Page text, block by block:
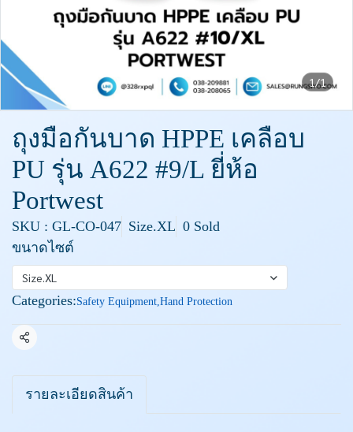
1/1
ถุงมือกันบาด HPPE เคลือบ
PU รุ่น A622 #9/L ยี่ห้อ
Portwest
SKU : GL-CO-047 Size.XL 0 Sold
ขนาดไซต์
Size.XL
Categories:Safety Equipment,Hand Protection
Share
รายละเอียดสินค้า